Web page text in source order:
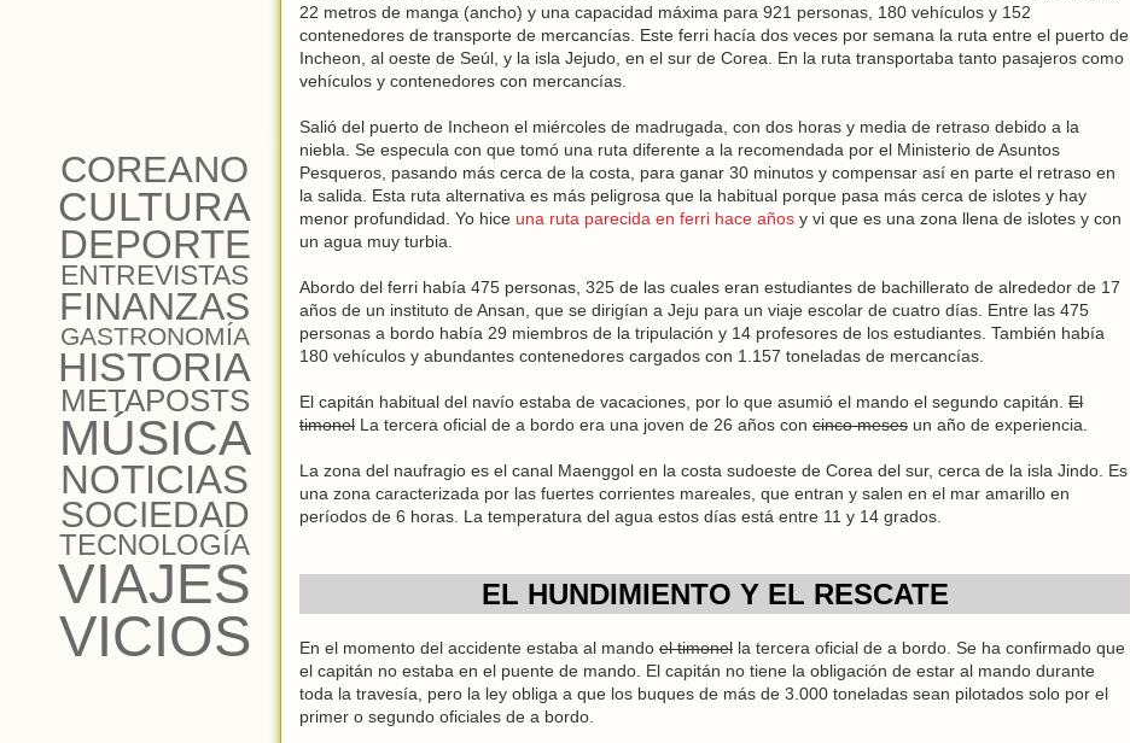
22 metros de manga (ancho) y una capacidad máxima para 921 personas, 180 vehículos y 152
contenedores de transporte de mercancías. Este ferri hacía dos veces por semana la ruta entre el puerto de
Incheon, al oeste de Seúl, y la isla Jejudo, en el sur de Corea. En la ruta transportaba tanto pasajeros como
vehículos y contenedores con mercancías.
Salió del puerto de Incheon el miércoles de madrugada, con dos horas y media de retraso debido a la
niebla. Se especula con que tomó una ruta diferente a la recomendada por el Ministerio de Asuntos
Pesqueros, pasando más cerca de la costa, para ganar 30 minutos y compensar así en parte el retraso en
la salida. Esta ruta alternativa es más peligrosa que la habitual porque pasa más cerca de islotes y hay
menor profundidad. Yo hice una ruta parecida en ferri hace años y vi que es una zona llena de islotes y con
un agua muy turbia.
Abordo del ferri había 475 personas, 325 de las cuales eran estudiantes de bachillerato de alrededor de 17
años de un instituto de Ansan, que se dirigían a Jeju para un viaje escolar de cuatro días. Entre las 475
personas a bordo había 29 miembros de la tripulación y 14 profesores de los estudiantes. También había
180 vehículos y abundantes contenedores cargados con 1.157 toneladas de mercancías.
El capitán habitual del navío estaba de vacaciones, por lo que asumió el mando el segundo capitán. El
timonel La tercera oficial de a bordo era una joven de 26 años con cinco meses un año de experiencia.
La zona del naufragio es el canal Maenggol en la costa sudoeste de Corea del sur, cerca de la isla Jindo. Es
una zona caracterizada por las fuertes corrientes mareales, que entran y salen en el mar amarillo en
períodos de 6 horas. La temperatura del agua estos días está entre 11 y 14 grados.
EL HUNDIMIENTO Y EL RESCATE
En el momento del accidente estaba al mando el timonel la tercera oficial de a bordo. Se ha confirmado que
el capitán no estaba en el puente de mando. El capitán no tiene la obligación de estar al mando durante
toda la travesía, pero la ley obliga a que los buques de más de 3.000 toneladas sean pilotados solo por el
primer o segundo oficiales de a bordo.
COREANO
CULTURA
DEPORTE
ENTREVISTAS
FINANZAS
GASTRONOMÍA
HISTORIA
METAPOSTS
MÚSICA
NOTICIAS
SOCIEDAD
TECNOLOGÍA
VIAJES
VICIOS